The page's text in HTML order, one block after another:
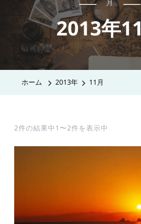
月
2013年
ホーム 2013年 11月
2件の結果中1〜2件を表示中